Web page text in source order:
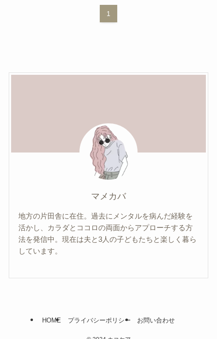
1
マメカバ
地方の片田舎に在住。過去にメンタルを病んだ経験を
活かし、カラダとココロの両面からアプローチする方
法を発信中。現在は夫と3人の子どもたちと楽しく暮ら
しています。
HOME プライバシーポリシー お問い合わせ